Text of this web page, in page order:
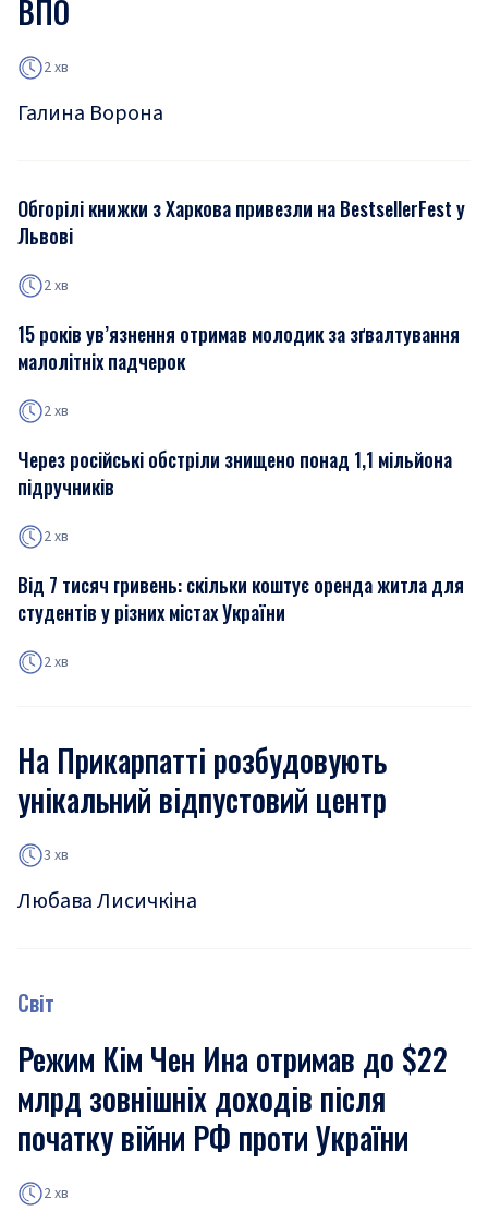
ВПО
2 хв
Галина Ворона
Обгорілі книжки з Харкова привезли на BestsellerFest у
Львові
2 хв
15 років ув’язнення отримав молодик за зґвалтування
малолітніх падчерок
2 хв
Через російські обстріли знищено понад 1,1 мільйона
підручників
2 хв
Від 7 тисяч гривень: скільки коштує оренда житла для
студентів у різних містах України
2 хв
На Прикарпатті розбудовують
унікальний відпустовий центр
3 хв
Любава Лисичкіна
Світ
Режим Кім Чен Ина отримав до $22
млрд зовнішніх доходів після
початку війни РФ проти України
2 хв